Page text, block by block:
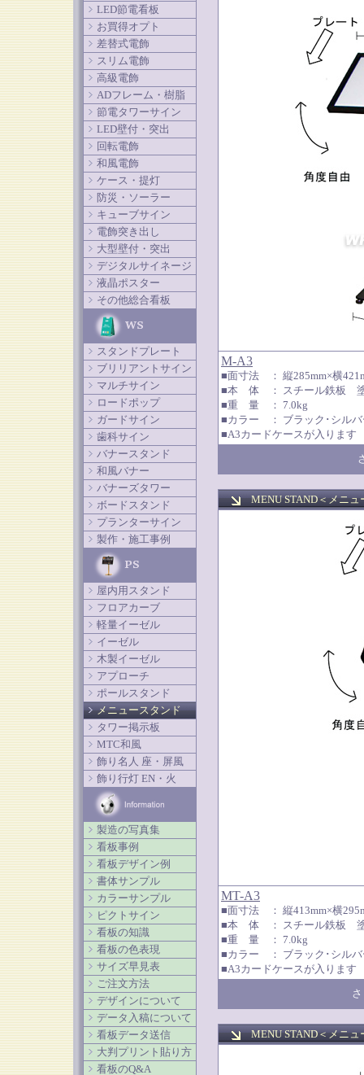
LED節電看板
お買得オプト
差替式電飾
スリム電飾
高級電飾
ADフレーム・樹脂
節電タワーサイン
LED壁付・突出
回転電飾
和風電飾
ケース・提灯
防災・ソーラー
キューブサイン
電飾突き出し
大型壁付・突出
デジタルサイネージ
液晶ポスター
その他総合看板
スタンドプレート
ブリリアントサイン
マルチサイン
ロードポップ
ガードサイン
歯科サイン
バナースタンド
和風バナー
バナーズタワー
ボードスタンド
プランターサイン
製作・施工事例
屋内用スタンド
フロアカーブ
軽量イーゼル
イーゼル
木製イーゼル
アプローチ
ポールスタンド
メニュースタンド
タワー掲示板
MTC和風
飾り名人 座・屏風
飾り行灯 EN・火
製造の写真集
看板事例
看板デザイン例
書体サンプル
カラーサンプル
ピクトサイン
看板の知識
看板の色表現
サイズ早見表
ご注文方法
デザインについて
データ入稿について
看板データ送信
大判プリント貼り方
看板のQ&A
M-A3
■面寸法 ： 縦285mm×横
■本 体 ： スチール鉄板
■重 量 ： 7.0kg
■カラー ： ブラック･シルバ
■A3カードケースが入ります
MENU STAND＜メニュ
MT-A3
■面寸法 ： 縦413mm×横
■本 体 ： スチール鉄板
■重 量 ： 7.0kg
■カラー ： ブラック･シルバ
■A3カードケースが入ります
MENU STAND＜メニュ